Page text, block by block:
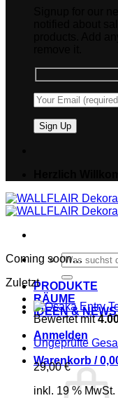
Suche
nach:
PRODUKTE
RÄUME
IDEEN & NEWS
Anmelden
Warenkorb /
Coming soon…
Zuletzt
Bewertet mit
Ungeprüfte
29,00€
inkl. 19 % MwSt.